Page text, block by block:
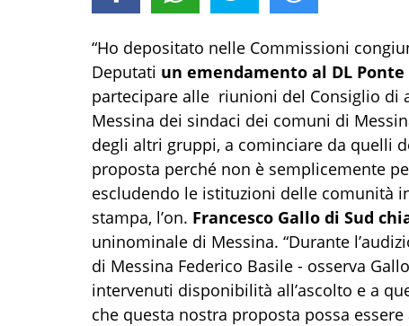
“Ho depositato nelle Commissioni
Deputati un emendamento al DL
partecipare alle riunioni del Consiglio di
Messina dei sindaci dei comuni di
degli altri gruppi, a cominciare da quelli
proposta perché non è semplicemente
escludendo le istituzioni delle comunità
stampa, l’on. Francesco Gallo di Sud
uninominale di Messina. “Durante
di Messina Federico Basile - osserva
intervenuti disponibilità all’ascolto e a
che questa nostra proposta possa